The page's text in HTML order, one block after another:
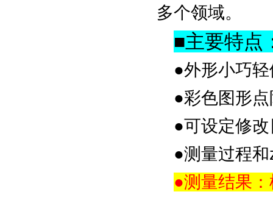
多个领域。
■主要特点
●外形小巧
●彩色图形
●可设定修
●测量过程
●测量结果